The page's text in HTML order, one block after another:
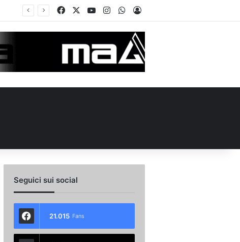
FacebookYou TubeInstagramWhatsApp
Accedi
Seguici sui social
21.015 Fans